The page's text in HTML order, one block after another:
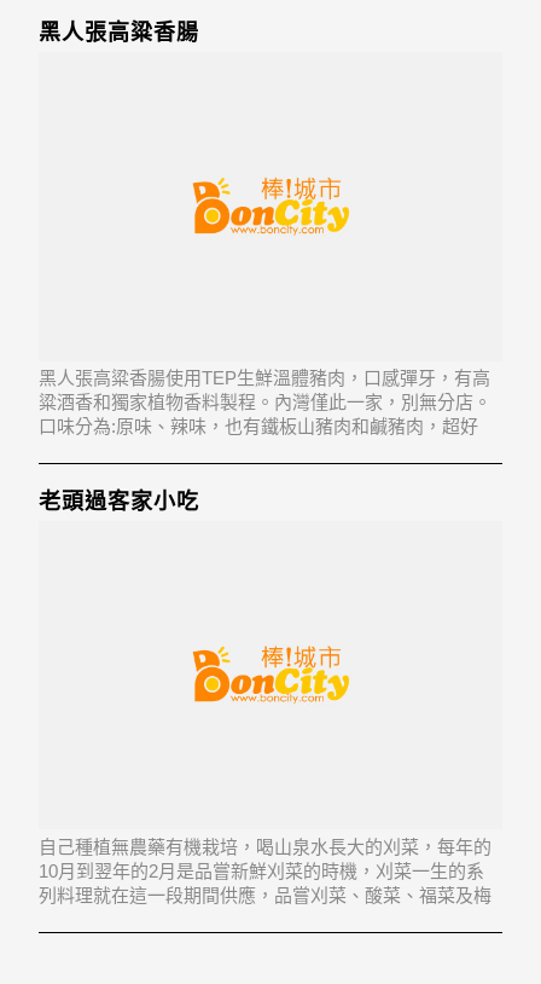
為消費者帶來安全、衛生、健
黑人張高粱香腸
黑人張高粱香腸使用TEP生鮮溫體豬肉，口感彈牙，有高
粱酒香和獨家植物香料製程。內灣僅此一家，別無分店。
口味分為:原味、辣味，也有鐵板山豬肉和鹹豬肉，超好
老頭過客家小吃
自己種植無農藥有機栽培，喝山泉水長大的刈菜，每年的
10月到翌年的2月是品嘗新鮮刈菜的時機，刈菜一生的系
列料理就在這一段期間供應，品嘗刈菜、酸菜、福菜及梅